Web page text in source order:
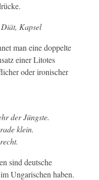
Kapsel
man eine doppelte
einer Litotes
oder ironischer
der Jüngste.
klein.
sind deutsche
Ungarischen haben.